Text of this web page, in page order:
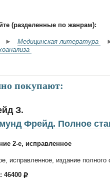
(разделенные по жанрам):
► Медицинская литература
покупают:
З.
Фрейд. Полное
2-е, исправленное
исправленное, издание
46400